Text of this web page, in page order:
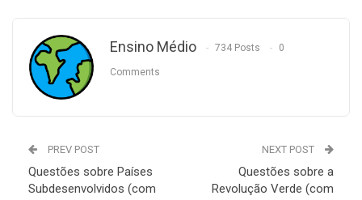
Ensino Médio 734 Posts 0
Comments
PREV POST
Questões sobre Países
Subdesenvolvidos (com
NEXT POST
Questões sobre a
Revolução Verde (com